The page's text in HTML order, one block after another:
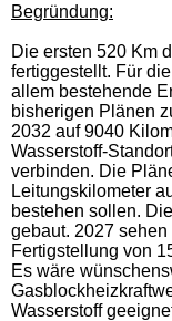
Begründung:
Die ersten 520 Km
fertiggestellt. Für
allem bestehende
bisherigen Plänen
2032 auf 9040
Wasserstoff-
verbinden. Die
Leitungskilometer
bestehen sollen.
gebaut. 2027
Fertigstellung von
Es wäre
Wasserstoff